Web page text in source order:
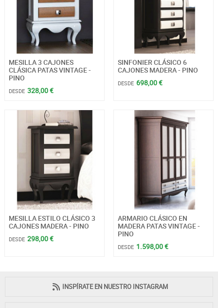
MESILLA 3 CAJONES
CLÁSICA PATAS VINTAGE -
PINO
DESDE 328,00 €
SINFONIER CLÁSICO 6
CAJONES MADERA - PINO
DESDE 698,00 €
MESILLA ESTILO CLÁSICO 3
CAJONES MADERA - PINO
DESDE 298,00 €
ARMARIO CLÁSICO EN
MADERA PATAS VINTAGE -
PINO
DESDE 1.598,00 €
INSPÍRATE EN NUESTRO INSTAGRAM